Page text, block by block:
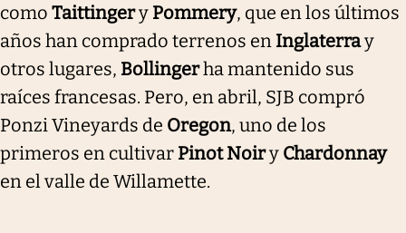
como Taittingery Pommery, que en los últimos
años han comprado terrenos en Inglaterray
otros lugares, Bollingerha mantenido sus
raíces francesas. Pero, en abril, SJB compró
Ponzi Vineyards de Oregon, uno de los
primeros en cultivar Pinot Noiry Chardonnay
en el valle de Willamette.